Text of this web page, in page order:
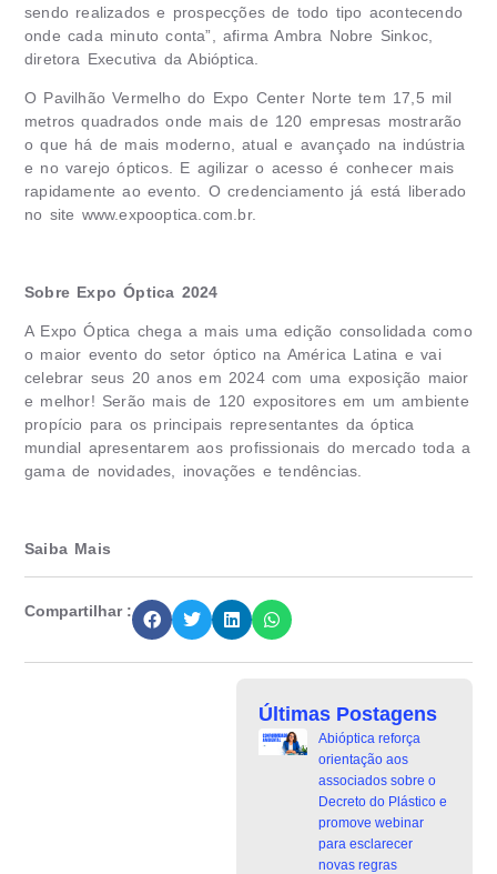
sendo realizados e prospecções de todo tipo acontecendo
onde cada minuto conta”, afirma Ambra Nobre Sinkoc,
diretora Executiva da Abióptica.
O Pavilhão Vermelho do Expo Center Norte tem 17,5 mil
metros quadrados onde mais de 120 empresas mostrarão
o que há de mais moderno, atual e avançado na indústria
e no varejo ópticos. E agilizar o acesso é conhecer mais
rapidamente ao evento. O credenciamento já está liberado
no site www.expooptica.com.br.
Sobre Expo Óptica 2024
A Expo Óptica chega a mais uma edição consolidada como
o maior evento do setor óptico na América Latina e vai
celebrar seus 20 anos em 2024 com uma exposição maior
e melhor! Serão mais de 120 expositores em um ambiente
propício para os principais representantes da óptica
mundial apresentarem aos profissionais do mercado toda a
gama de novidades, inovações e tendências.
Saiba Mais
Compartilhar :
Últimas Postagens
Abióptica reforça
orientação aos
associados sobre o
Decreto do Plástico e
promove webinar
para esclarecer
novas regras